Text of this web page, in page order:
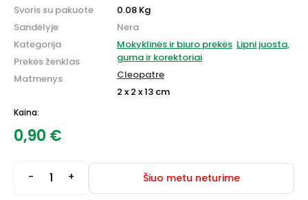
Svoris su pakuote
Sandėlyje
Kategorija
Prekės ženklas
Matmenys
0.08 Kg
Nėra
Mokyklinės ir biuro prekės Lipni juosta,
guma ir korektoriai
Cleopatre
2 x 2 x 13 cm
Kaina:
0,90 €
- + Šiuo metu neturime